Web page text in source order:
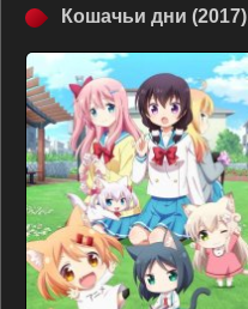
Кошачьи дни (2017)